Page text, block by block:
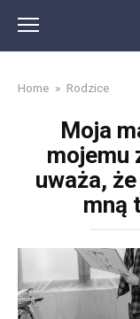
content
Home » Rodzice
Moja
mojemu
uważa,
mną